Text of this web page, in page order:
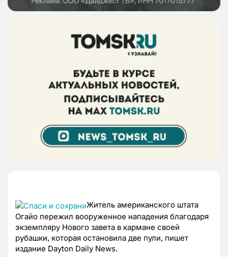
Житель американского штата
Огайо пережил вооруженное нападения благодаря
экземпляру Нового завета в кармане своей
рубашки, которая остановила две пули, пишет
издание Dayton Daily News.